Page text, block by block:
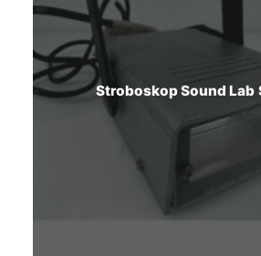
Stroboskop Sound Lab